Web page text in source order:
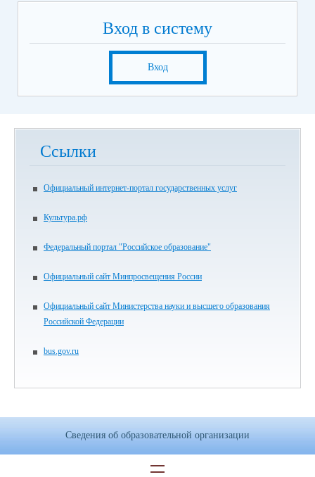
Вход в систему
Вход
Ссылки
Официальный интернет-портал государственных услуг
Культура.рф
Федеральный портал "Российское образование"
Официальный сайт Минпросвещения России
Официальный сайт Министерства науки и высшего образования
Российской Федерации
bus.gov.ru
Сведения об образовательной организации